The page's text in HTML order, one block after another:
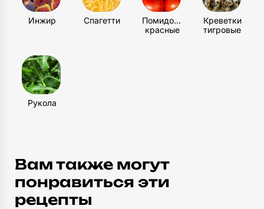
Инжир Спагетти
Помидоры
красные
Креветки
тигровые
Рукола
Вам также могут
понравиться эти
рецепты